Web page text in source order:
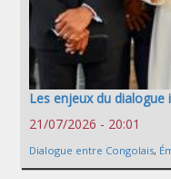
Les enjeux du dialogue
21/07/2026 - 20:01
Dialogue entre Congolais,